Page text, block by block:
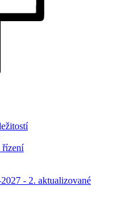
řízení
- 2. aktualizované